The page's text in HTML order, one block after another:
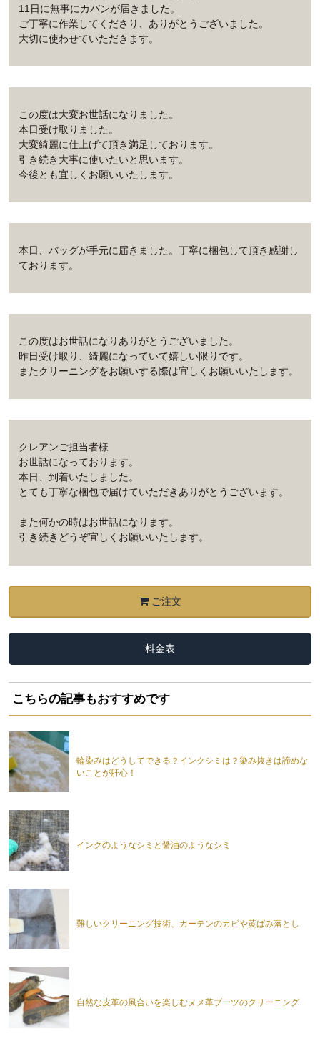
11日に無事にカバンが届きました。
ご丁寧に作業してくださり、ありがとうございました。
大切に使わせていただきます。
この度は大変お世話になりました。
本日受け取りました。
大変綺麗に仕上げて頂き満足しております。
引き続き大事に使いたいと思います。
今後とも宜しくお願いいたします。
本日、バッグが手元に届きました。丁寧に梱包して頂き感謝し
ております。
この度はお世話になりありがとうございました。
昨日受け取り、綺麗になっていて嬉しい限りです。
またクリーニングをお願いする際は宜しくお願いいたします。
クレアンご担当者様
お世話になっております。
本日、到着いたしました。
とても丁寧な梱包で届けていただきありがとうございます。
また何かの時はお世話になります。
引き続きどうぞ宜しくお願いいたします。
ご注文
料金表
こちらの記事もおすすめです
輪染みはどうしてできる？インクシミは？染み抜きは諦めな
いことが肝心！
インクのようなシミと醤油のようなシミ
難しいクリーニング技術、カーテンのカビや黄ばみ落とし
自然な皮革の風合いを楽しむヌメ革ブーツのクリーニング